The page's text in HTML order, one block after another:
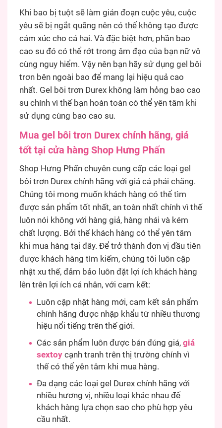
Khi bao bị tuột sẽ làm gián đoạn cuộc yêu, cuộc
yêu sẽ bị ngắt quãng nên có thể không tạo được
cảm xúc cho cả hai. Và đặc biệt hơn, phần bao
cao su đó có thể rớt trong âm đạo của bạn nữ vô
cùng nguy hiểm. Vậy nên bạn hãy sử dụng gel bôi
trơn bên ngoài bao để mang lại hiệu quả cao
nhất. Gel bôi trơn Durex không làm hỏng bao cao
su chính vì thế bạn hoàn toàn có thể yên tâm khi
sử dụng cùng bao cao su.
Mua gel bôi trơn Durex chính hãng, giá
tốt tại cửa hàng Shop Hưng Phấn
Shop Hưng Phấn chuyên cung cấp các loại gel
bôi trơn Durex chính hãng với giá cả phải chăng.
Chúng tôi mong muốn khách hàng có thể tìm
được sản phẩm tốt nhất, an toàn nhất chính vì thế
luôn nói không với hàng giả, hàng nhái và kém
chất lượng. Bởi thế khách hàng có thể yên tâm
khi mua hàng tại đây. Để trở thành đơn vị đầu tiên
được khách hàng tìm kiếm, chúng tôi luôn cập
nhật xu thế, đảm bảo luôn đặt lợi ích khách hàng
lên trên lợi ích cá nhân, với cam kết:
Luôn cập nhật hàng mới, cam kết sản phẩm
chính hãng được nhập khẩu từ nhiều thương
hiệu nổi tiếng trên thế giới.
Các sản phẩm luôn được bán đúng giá, giá
sextoy cạnh tranh trên thị trường chính vì
thế có thể yên tâm khi mua hàng.
Đa dạng các loại gel Durex chính hãng với
nhiều hương vị, nhiều loại khác nhau để
khách hàng lựa chọn sao cho phù hợp yêu
cầu nhất.